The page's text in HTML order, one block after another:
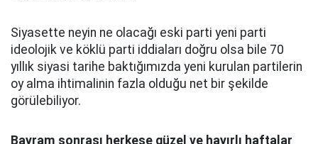
Siyasette neyin ne olacağı eski parti yeni parti
ideolojik ve köklü parti iddiaları doğru olsa bile 70
yıllık siyasi tarihe baktığımızda yeni kurulan partilerin
oy alma ihtimalinin fazla olduğu net bir şekilde
görülebiliyor.
Bayram sonrası herkese güzel ve hayırlı haftalar